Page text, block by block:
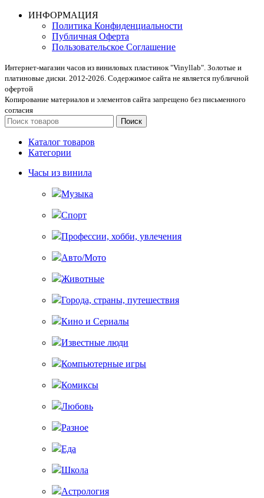
ИНФОРМАЦИЯ
Политика Конфиденциальности
Публичная Оферта
Пользовательское Соглашение
Интернет-магазин часов из виниловых пластинок "Vinyllab". Золотые и
платиновые диски. 2012-2026. Содержимое сайта не является публичной
офертой
Копирование материалов и элементов сайта запрещено без письменного
согласия
Поиск
Каталог товаров
Категории
Часы из винила
Музыка
Спорт
Профессии, хобби, увлечения
Авто/Мото
Животные
Города, страны, путешествия
Кино и Сериалы
Известные люди
Компьютерные игры
Комиксы
Любовь
Разное
Еда
Школа
Астрология